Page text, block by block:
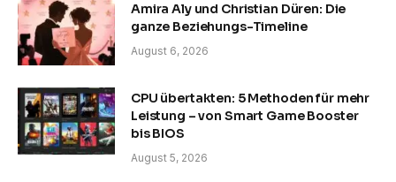
Amira Aly und Christian Düren: Die
ganze Beziehungs-Timeline
August 6, 2026
CPU übertakten: 5 Methoden für mehr
Leistung – von Smart Game Booster
bis BIOS
August 5, 2026